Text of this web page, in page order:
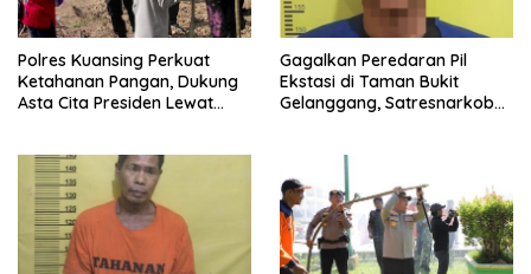
Polres Kuansing Perkuat
Ketahanan Pangan, Dukung
Asta Cita Presiden Lewat
Gagalkan Peredaran Pil
Ekstasi di Taman Bukit
Gelanggang, Satresnarkoba